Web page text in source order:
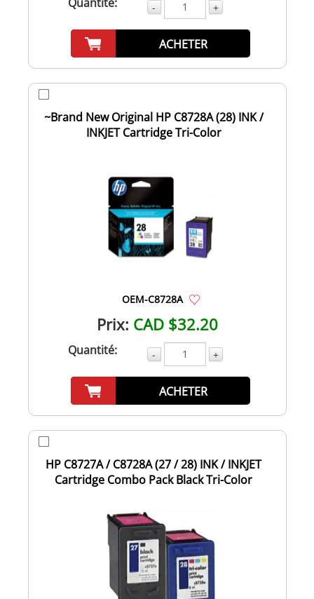
- +
ACHETER
~Brand New Original HP C8728A (28) INK /
INKJET Cartridge Tri-Color
OEM-C8728A
Prix: CAD $32.20
Quantité: - +
ACHETER
HP C8727A / C8728A (27 / 28) INK / INKJET
Cartridge Combo Pack Black Tri-Color